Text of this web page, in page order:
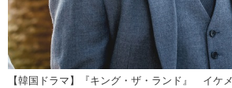
【韓国ドラマ】『キング・ザ・ランド』 イケ